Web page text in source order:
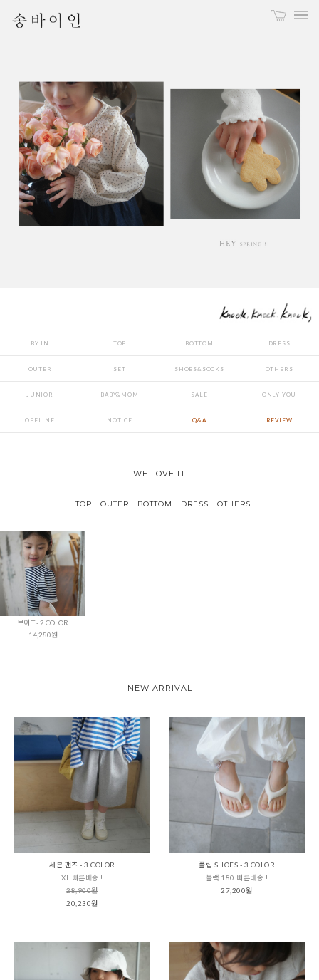
BY IN TOP BOTTOM DRESS
OUTER SET SHOES&SOCKS OTHERS
JUNIOR BABY&MOM SALE ONLY YOU
OFFLINE NOTICE Q&A REVIEW
WE LOVE IT
TOP OUTER BOTTOM DRESS OTHERS
브아 T - 2 COLOR
14,280원
NEW ARRIVAL
세븐 팬츠 - 3 COLOR
XL 빠른배송 !
28,900원
20,230원
플립 SHOES - 3 COLOR
블랙 180 빠른배송 !
27,200원